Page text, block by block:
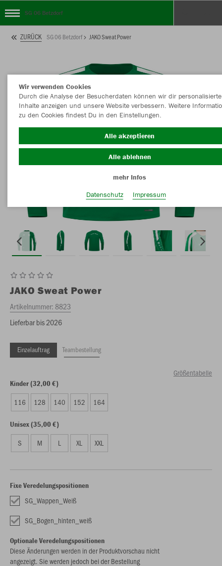
SG 06 Betzdorf
ZURÜCK SG 06 Betzdorf JAKO Sweat Power
JAKO Sweat Power
Artikelnummer:8823
Lieferbar bis 2026
Einzelauftrag Teambestellung
Größentabelle
Kinder (32,00 €)
116 128 140 152 164
Unisex (35,00 €)
S M L XL XXL
Fixe Veredelungspositionen
SG_Wappen_Weiß
SG_Bogen_hinten_weiß
Optionale Veredelungspositionen
Diese Änderungen werden in der Produktvorschau nicht
angezeigt. Sie werden jedoch bei der Bestellung
Wir verwenden Cookies
Durch die Analyse der Besucherdaten können wir dir personalisierte
Inhalte anzeigen und unsere Website verbessern. Weitere
zu den Cookies findest Du in den Einstellungen.
Alle akzeptieren
Alle ablehnen
mehr Infos
Datenschutz
Impressum